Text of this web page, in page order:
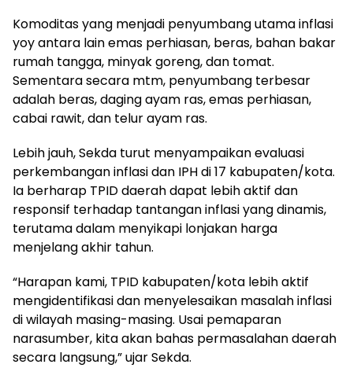
Komoditas yang menjadi penyumbang utama inflasi
yoy antara lain emas perhiasan, beras, bahan bakar
rumah tangga, minyak goreng, dan tomat.
Sementara secara mtm, penyumbang terbesar
adalah beras, daging ayam ras, emas perhiasan,
cabai rawit, dan telur ayam ras.
Lebih jauh, Sekda turut menyampaikan evaluasi
perkembangan inflasi dan IPH di 17 kabupaten/kota.
Ia berharap TPID daerah dapat lebih aktif dan
responsif terhadap tantangan inflasi yang dinamis,
terutama dalam menyikapi lonjakan harga
menjelang akhir tahun.
“Harapan kami, TPID kabupaten/kota lebih aktif
mengidentifikasi dan menyelesaikan masalah inflasi
di wilayah masing-masing. Usai pemaparan
narasumber, kita akan bahas permasalahan daerah
secara langsung,” ujar Sekda.